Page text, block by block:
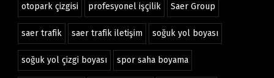
otopark çizgisi profesyonel işçilik Saer Group
saer trafik saer trafik iletişim soğuk yol boyası
soğuk yol çizgi boyası spor saha boyama